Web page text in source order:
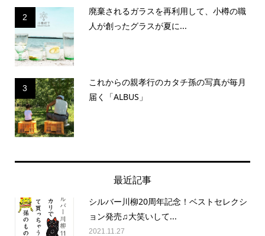
2
廃棄されるガラスを再利用して、小樽の職
人が創ったグラスが夏に...
3
これからの親孝行のカタチ孫の写真が毎月
届く「ALBUS」
最近記事
シルバー川柳20周年記念！ベストセレクシ
ョン発売♫大笑いして...
2021.11.27